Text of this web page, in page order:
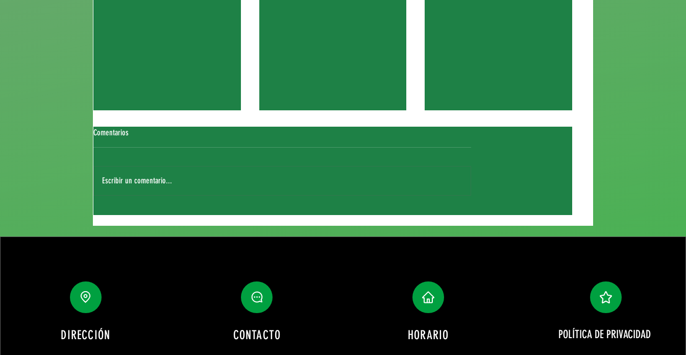
Fichaje de Thierry Sagna
Comentarios
Escribir un comentario...
DIRECCIÓN CONTACTO HORARIO POLÍTICA DE PRIVACIDAD